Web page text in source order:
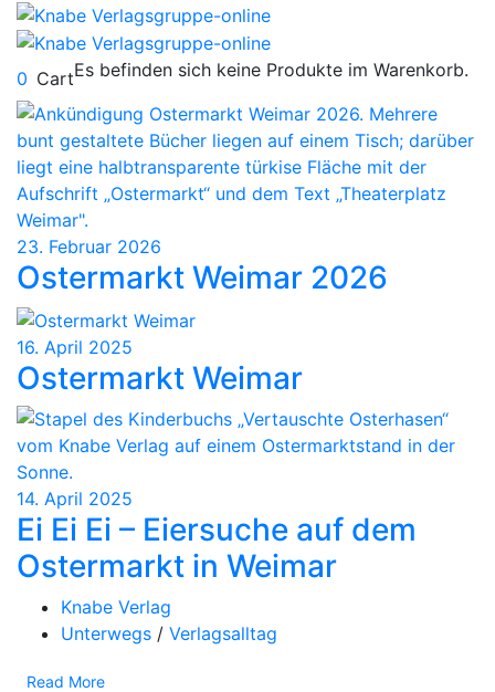
0 CartEs befinden sich keine Produkte im Warenkorb.
23. Februar 2026
Ostermarkt Weimar 2026
16. April 2025
Ostermarkt Weimar
14. April 2025
Ei Ei Ei – Eiersuche auf dem
Ostermarkt in Weimar
Knabe Verlag
Unterwegs / Verlagsalltag
Read More